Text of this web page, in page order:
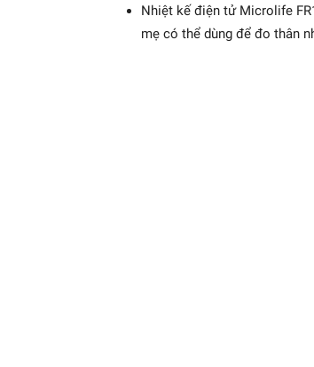
Nhiệt kế điện tử Microlife
mẹ có thể dùng để đo thân